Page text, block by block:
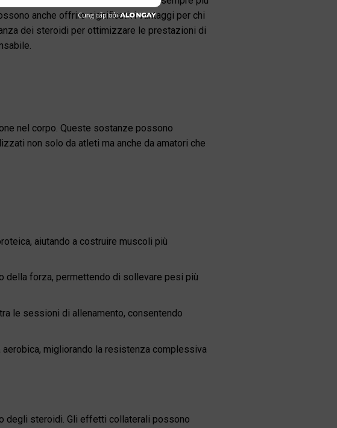
anche offrire significativi vantaggi per chi
dei steroidi per ottimizzare le prestazioni di
nel corpo. Queste sostanze possono
non solo da atleti ma anche da amatori che
aiutando a costruire muscoli più
della forza, permettendo di sollevare pesi più
le sessioni di allenamento, consentendo
migliorando la resistenza complessiva
degli steroidi. Gli effetti collaterali possono